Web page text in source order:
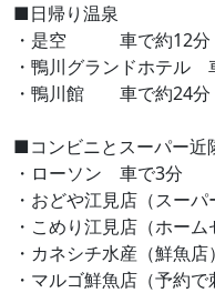
■日帰り温泉
・是空 車で約12分
・鴨川グランドホテル
・鴨川館 車で約24分
■コンビニとスーパー近
・ローソン 車で3分
・おどや江見店（スー
・こめり江見店（ホー
・カネシチ水産（鮮魚
・マルゴ鮮魚店（予約